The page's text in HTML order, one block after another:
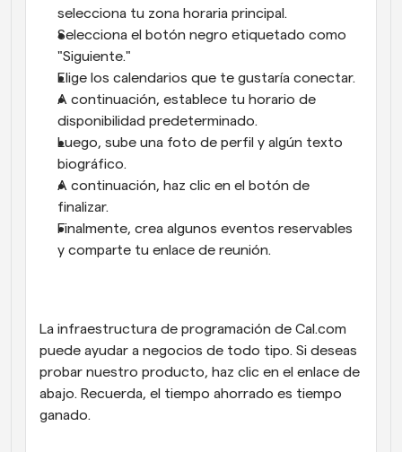
selecciona tu zona horaria principal.
Selecciona el botón negro etiquetado como
"Siguiente."
Elige los calendarios que te gustaría conectar.
A continuación, establece tu horario de
disponibilidad predeterminado.
Luego, sube una foto de perfil y algún texto
biográfico.
A continuación, haz clic en el botón de
finalizar.
Finalmente, crea algunos eventos reservables
y comparte tu enlace de reunión.
La infraestructura de programación de Cal.com
puede ayudar a negocios de todo tipo. Si deseas
probar nuestro producto, haz clic en el enlace de
abajo. Recuerda, el tiempo ahorrado es tiempo
ganado.